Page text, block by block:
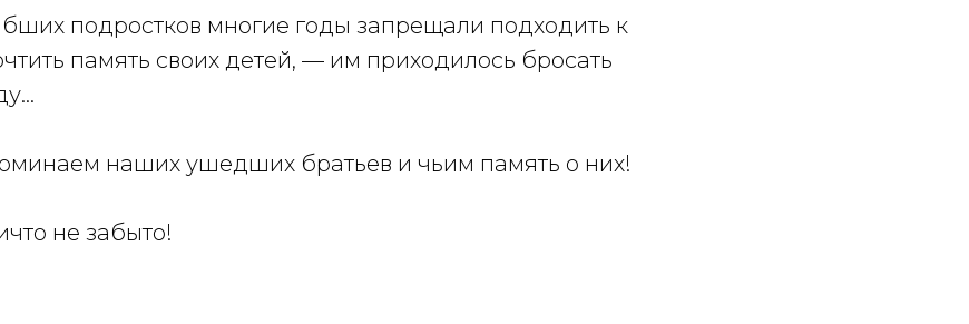
подростков многие годы запрещали подходить к
память своих детей, — им приходилось бросать
наших ушедших братьев и чьим память о них!
не забыто!